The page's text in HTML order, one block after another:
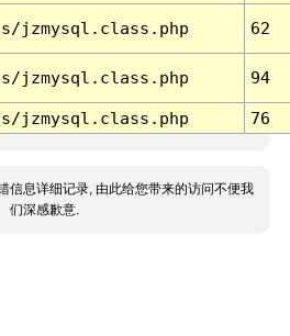
jzmysql.class.php 62
jzmysql.class.php 94
jzmysql.class.php 76
信息详细记录, 由此给您带来的访问不便我
们深感歉意.